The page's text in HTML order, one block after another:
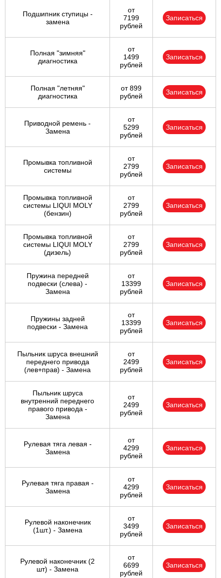
Подшипник ступицы -
замена
от
7199
рублей
Записаться
Полная "зимняя"
диагностика
от
1499
рублей
Записаться
Полная "летняя"
диагностика
от 899
рублей
Записаться
Приводной ремень -
Замена
от
5299
рублей
Записаться
Промывка топливной
системы
от
2799
рублей
Записаться
Промывка топливной
системы LIQUI MOLY
(бензин)
от
2799
рублей
Записаться
Промывка топливной
системы LIQUI MOLY
(дизель)
от
2799
рублей
Записаться
Пружина передней
подвески (слева) -
Замена
от
13399
рублей
Записаться
Пружины задней
подвески - Замена
от
13399
рублей
Записаться
Пыльник шруса внешний
переднего привода
(лев+прав) - Замена
от
2499
рублей
Записаться
Пыльник шруса
внутренний переднего
правого привода -
Замена
от
2499
рублей
Записаться
Рулевая тяга левая -
Замена
от
4299
рублей
Записаться
Рулевая тяга правая -
Замена
от
4299
рублей
Записаться
Рулевой наконечник
(1шт.) - Замена
от
3499
рублей
Записаться
Рулевой наконечник (2
шт) - Замена
от
6699
рублей
Записаться